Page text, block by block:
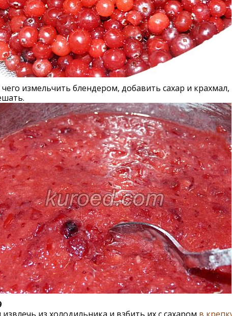
чего измельчить блендером, добавить сахар и крахмал,